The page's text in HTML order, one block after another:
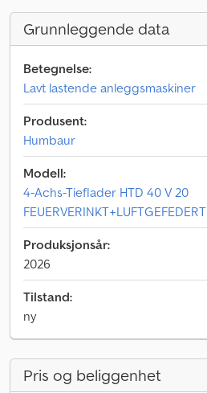
Grunnleggende data
Betegnelse:
Lavt lastende anleggsmaskiner
Produsent:
Humbaur
Modell:
4-Achs-Tieflader HTD 40 V 20
FEUERVERINKT+LUFTGEFEDERT
Produksjonsår:
2026
Tilstand:
ny
Pris og beliggenhet